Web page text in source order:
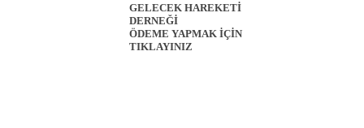
GELECEK HAREKETİ
DERNEĞİ
ÖDEME YAPMAK İÇİN
TIKLAYINIZ